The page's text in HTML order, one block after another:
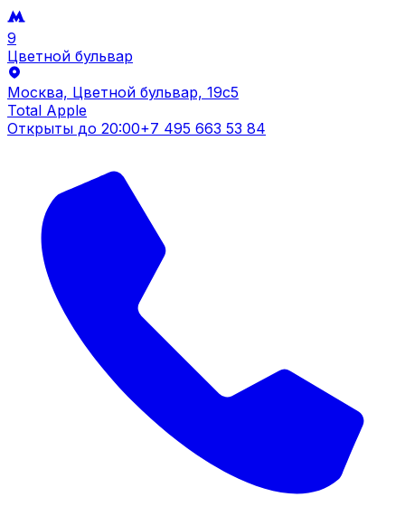
9
Цветной бульвар
Москва, Цветной бульвар, 19c5
Total Apple
Открыты до 20:00+7 495 663 53 84